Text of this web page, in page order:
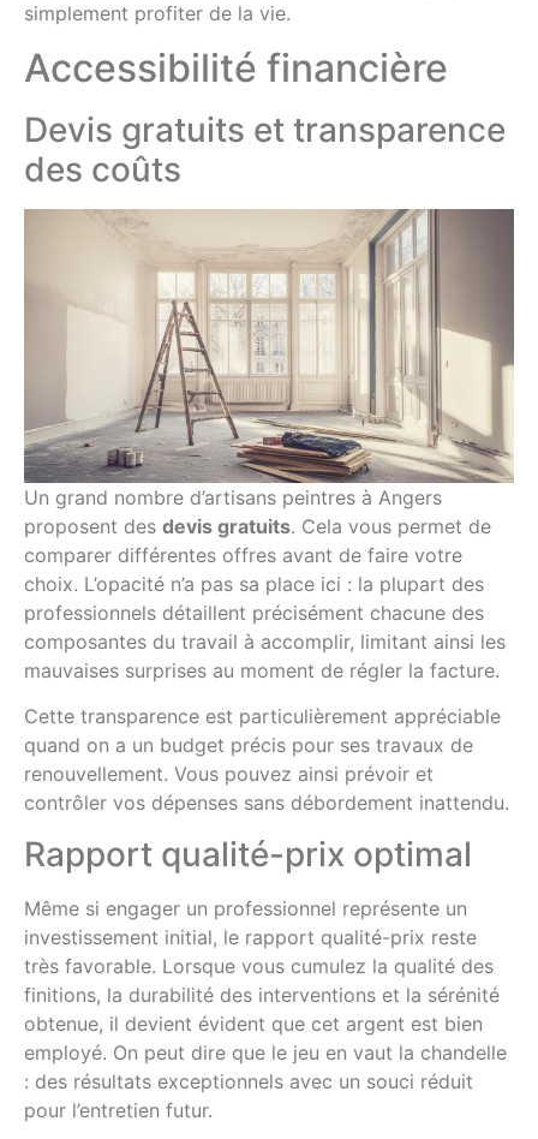
simplement profiter de la vie.
Accessibilité financière
Devis gratuits et transparence
des coûts
Un grand nombre d’artisans peintres à Angers
proposent des devis gratuits. Cela vous permet de
comparer différentes offres avant de faire votre
choix. L’opacité n’a pas sa place ici : la plupart des
professionnels détaillent précisément chacune des
composantes du travail à accomplir, limitant ainsi les
mauvaises surprises au moment de régler la facture.
Cette transparence est particulièrement appréciable
quand on a un budget précis pour ses travaux de
renouvellement. Vous pouvez ainsi prévoir et
contrôler vos dépenses sans débordement inattendu.
Rapport qualité-prix optimal
Même si engager un professionnel représente un
investissement initial, le rapport qualité-prix reste
très favorable. Lorsque vous cumulez la qualité des
finitions, la durabilité des interventions et la sérénité
obtenue, il devient évident que cet argent est bien
employé. On peut dire que le jeu en vaut la chandelle
: des résultats exceptionnels avec un souci réduit
pour l’entretien futur.